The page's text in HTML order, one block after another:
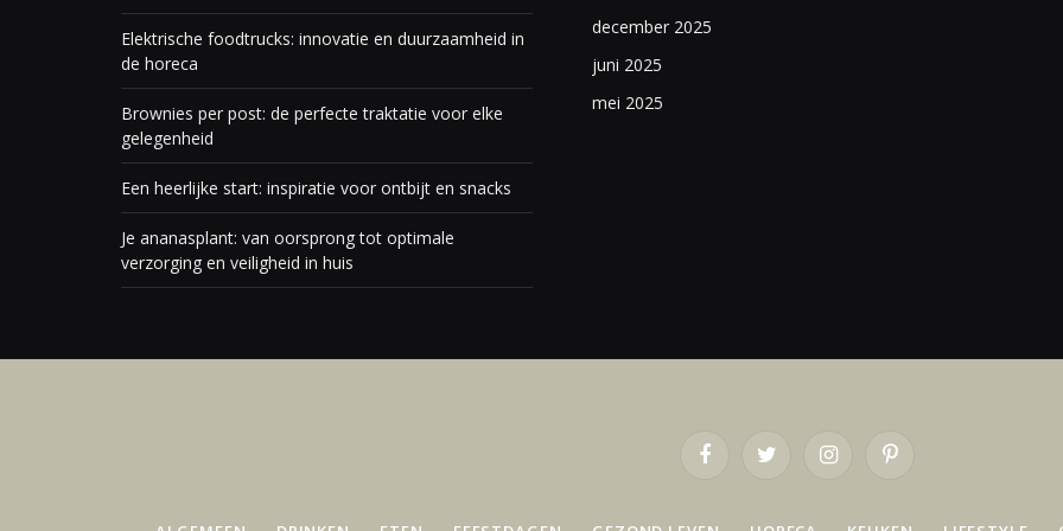
Elektrische foodtrucks: innovatie en duurzaamheid in
de horeca
Brownies per post: de perfecte traktatie voor elke
gelegenheid
Een heerlijke start: inspiratie voor ontbijt en snacks
Je ananasplant: van oorsprong tot optimale
verzorging en veiligheid in huis
december 2025
juni 2025
mei 2025
FacebookTwitter InstagramPinterest